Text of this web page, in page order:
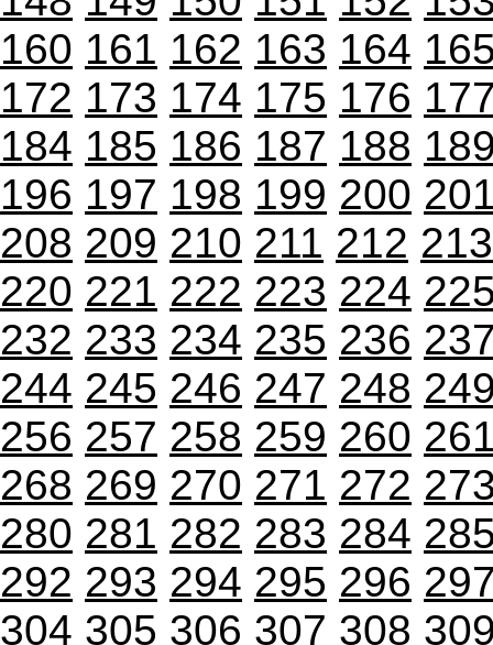
160 161 162 163 164
172 173 174 175 176
184 185 186 187 188
196 197 198 199 200
208 209 210 211 212 213
220 221 222 223 224
232 233 234 235 236
244 245 246 247 248
256 257 258 259 260
268 269 270 271 272
280 281 282 283 284
292 293 294 295 296
304 305 306 307 308